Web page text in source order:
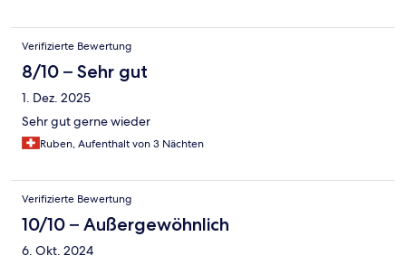
Verifizierte Bewertung
8/10 – Sehr gut
1. Dez. 2025
Sehr gut gerne wieder
Ruben, Aufenthalt von 3 Nächten
Verifizierte Bewertung
10/10 – Außergewöhnlich
6. Okt. 2024